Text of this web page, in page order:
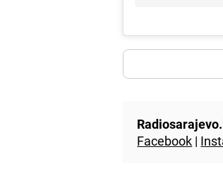
Facebook |